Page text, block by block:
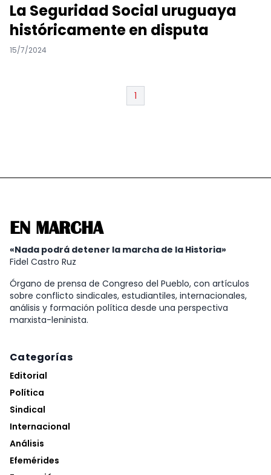
La Seguridad Social uruguaya
históricamente en disputa
15/7/2024
1
EN MARCHA
«Nada podrá detener la marcha de la Historia»
Fidel Castro Ruz
Órgano de prensa de Congreso del Pueblo, con artículos
sobre conflicto sindicales, estudiantiles, internacionales,
análisis y formación política desde una perspectiva
marxista-leninista.
Categorías
Editorial
Política
Sindical
Internacional
Análisis
Efemérides